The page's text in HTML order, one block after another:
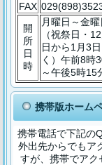
FAX
開
所
日
時
月曜日～金曜
（祝祭日・
日から1月3
く）午前8時
～午後5時15
携帯版ホーム
携帯電話で下記の
外出先からでもア
すが、携帯でアク